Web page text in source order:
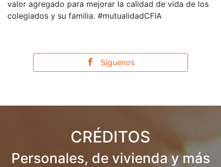
valor agregado para mejorar la calidad de vida de los
colegiados y su familia. #mutualidadCFIA
Síguenos
CRÉDITOS
Personales, de vivienda y más